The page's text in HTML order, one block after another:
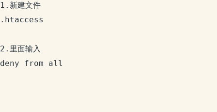
1.新建文件
.htaccess
2.里面输入
deny from all